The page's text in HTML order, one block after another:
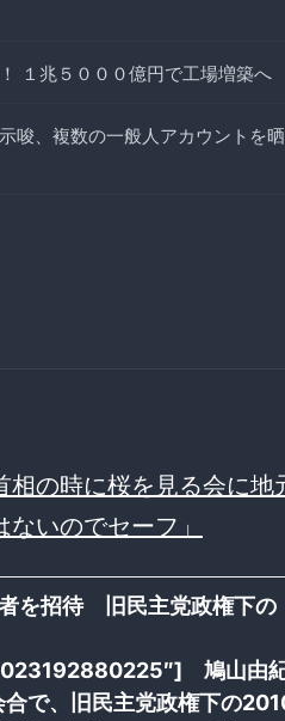
１兆５０００億円で工場増築へ
唆、複数の一般人アカウントを
相の時に桜を見る会に地
いのでセーフ」
を招待 旧民主党政権下の
鳩山由
で、旧民主党政権下の